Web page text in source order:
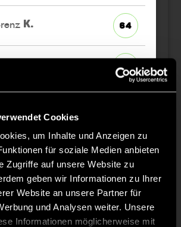
Cookies
um Inhalte und Anzeigen zu
für soziale Medien anbieten
Zugriffe auf unsere Website zu
geben wir Informationen zu Ihrer
Website an unsere Partner für
und Analysen weiter. Unsere
Informationen möglicherweise mit
K. 64
Lasse 23
U.
L.